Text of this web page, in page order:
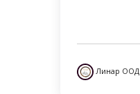
Линар ООД